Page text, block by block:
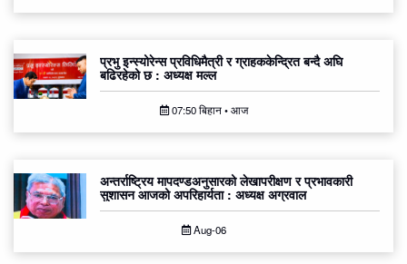
प्रभु इन्स्योरेन्स प्रविधिमैत्री र ग्राहककेन्द्रित बन्दै अघि
बढिरहेको छ : अध्यक्ष मल्ल
07:50 बिहान • आज
अन्तर्राष्ट्रिय मापदण्डअनुसारको लेखापरीक्षण र प्रभावकारी
सुशासन आजको अपरिहार्यता : अध्यक्ष अग्रवाल
Aug-06